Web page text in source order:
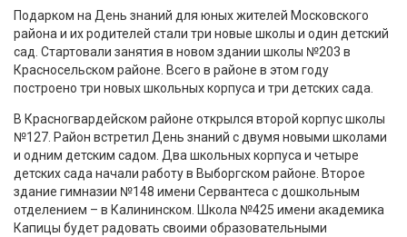
Подарком на День знаний для юных жителей Московского
района и их родителей стали три новые школы и один детский
сад. Стартовали занятия в новом здании школы №203 в
Красносельском районе. Всего в районе в этом году
построено три новых школьных корпуса и три детских сада.
В Красногвардейском районе открылся второй корпус школы
№127. Район встретил День знаний с двумя новыми школами
и одним детским садом. Два школьных корпуса и четыре
детских сада начали работу в Выборгском районе. Второе
здание гимназии №148 имени Сервантеса с дошкольным
отделением – в Калининском. Школа №425 имени академика
Капицы будет радовать своими образовательными